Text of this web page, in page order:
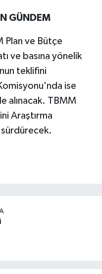
GÜNDEM
Plan ve Bütçe
ve basına yönelik
teklifini
ise
alınacak. TBMM
Araştırma
sürdürecek.